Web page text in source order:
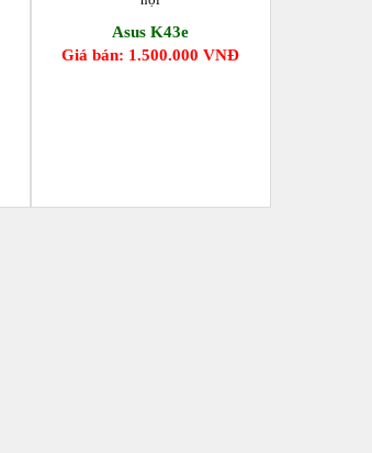
Asus K43e
Giá bán: 1.500.000 VNĐ